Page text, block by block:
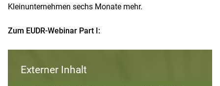
Kleinunternehmen sechs Monate mehr.
Zum EUDR-Webinar Part I:
Externer Inhalt